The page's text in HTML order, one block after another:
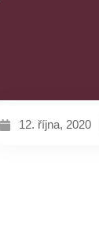
12. října, 2020